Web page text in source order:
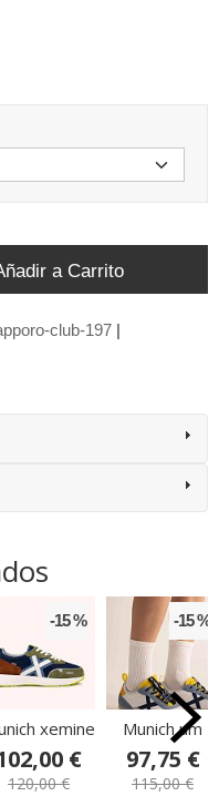
a Carrito
club-197 |
-15 %
xemine
€
120,00 €
-15 %
Munich um
97,75 €
115,00 €